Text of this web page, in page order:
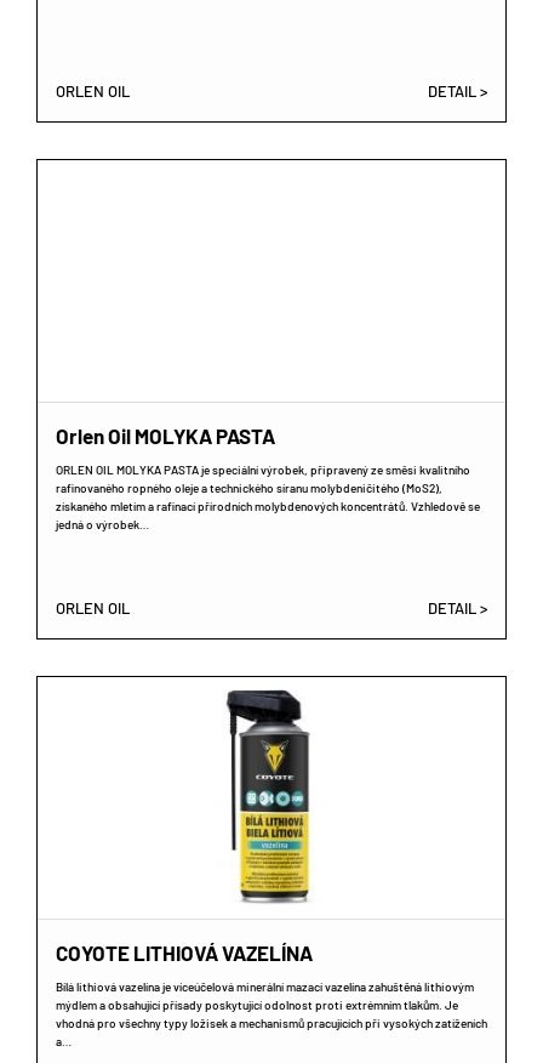
ORLEN OIL DETAIL >
Orlen Oil MOLYKA PASTA
ORLEN OIL MOLYKA PASTA je speciální výrobek, připravený ze směsi kvalitního
rafinovaného ropného oleje a technického síranu molybdeničitého (MoS2),
získaného mletím a rafinací přírodních molybdenových koncentrátů. Vzhledově se
jedná o výrobek…
ORLEN OIL DETAIL >
COYOTE LITHIOVÁ VAZELÍNA
Bílá lithiová vazelína je víceúčelová minerální mazací vazelína zahuštěná lithiovým
mýdlem a obsahující přísady poskytující odolnost proti extrémním tlakům. Je
vhodná pro všechny typy ložisek a mechanismů pracujících při vysokých zatíženích
a…